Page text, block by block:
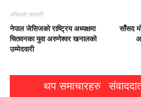
अघिल्लो सामग्री
नेपाल जेसिजको राष्ट्रिय अध्यक्षमा
चितवनका युवा अरुणेश्वर खनालको
उम्मेदवारी
साँसद
थप समाचारहरु